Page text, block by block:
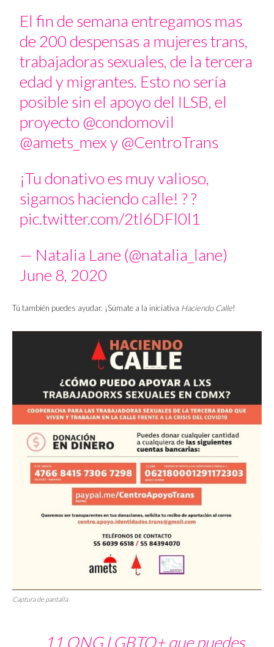
El fin de semana entregamos mas
de 200 despensas a mujeres trans,
trabajadoras sexuales, de la tercera
edad y migrantes. Esto no sería
posible sin el apoyo del ILSB, el
proyecto @condomovil
@amets_mexy@CentroTrans
¡Tu donativo es muy valioso,
sigamos haciendo calle! ? ?
pic.twitter.com/2tl6DFl0l1
— Natalia Lane (@natalia_lane)
June 8, 2020
Tú también puedes ayudar. ¡Súmate a la iniciativa Haciendo Calle!
Captura de pantalla
11 ONG LGBTQ+ que puedes